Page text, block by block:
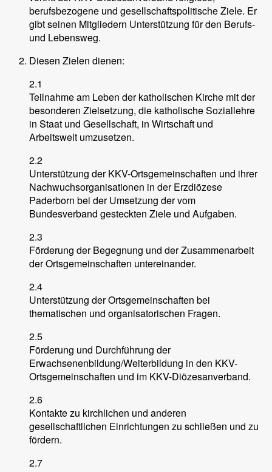
berufsbezogene und gesellschaftspolitische Ziele. Er
gibt seinen Mitgliedern Unterstützung für den Berufs-
und Lebensweg.
Diesen Zielen dienen:
2.1
Teilnahme am Leben der katholischen Kirche mit der
besonderen Zielsetzung, die katholische Soziallehre
in Staat und Gesellschaft, in Wirtschaft und
Arbeitswelt umzusetzen.
2.2
Unterstützung der KKV-Ortsgemeinschaften und ihrer
Nachwuchsorganisationen in der Erzdiözese
Paderborn bei der Umsetzung der vom
Bundesverband gesteckten Ziele und Aufgaben.
2.3
Förderung der Begegnung und der Zusammenarbeit
der Ortsgemeinschaften untereinander.
2.4
Unterstützung der Ortsgemeinschaften bei
thematischen und organisatorischen Fragen.
2.5
Förderung und Durchführung der
Erwachsenenbildung/Weiterbildung in den KKV-
Ortsgemeinschaften und im KKV-Diözesanverband.
2.6
Kontakte zu kirchlichen und anderen
gesellschaftlichen Einrichtungen zu schließen und zu
fördern.
2.7